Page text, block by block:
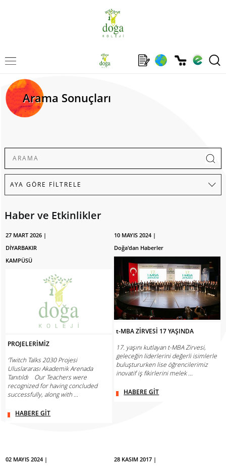
Arama Sonuçları
Haber ve Etkinlikler
27 MART 2026 |
DİYARBAKIR
KAMPÜSÜ
PROJELERİMİZ
‘Twitch Talks 2030 Projesi
Uluslararası Akademik Arenada
Tanıtıldı Our Teachers were
recognized for having concluded
successfully, along with ...
HABERE GİT
10 MAYIS 2024 |
Doğa'dan Haberler
t-MBA ZİRVESİ 17 YAŞINDA
17. yaşını kutlayan t-MBA Zirvesi,
geleceğin liderlerini değerli isimlerle
buluştururken lise öğrencilerimiz
inovatif iş fikirlerini melek ...
HABERE GİT
02 MAYIS 2024 |
28 KASIM 2017 |